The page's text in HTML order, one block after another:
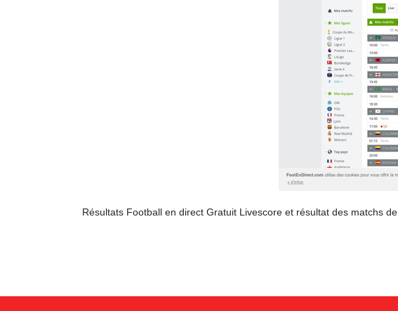
Résultats Football en direct Gratuit Livescore et résultat des matchs